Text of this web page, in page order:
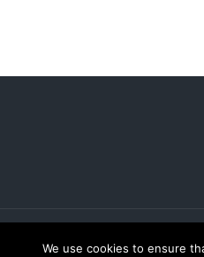
We use cookies to ensure